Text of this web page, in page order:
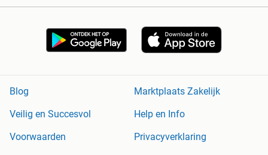
Blog
Marktplaats Zakelijk
Veilig en Succesvol
Help en Info
Voorwaarden
Privacyverklaring